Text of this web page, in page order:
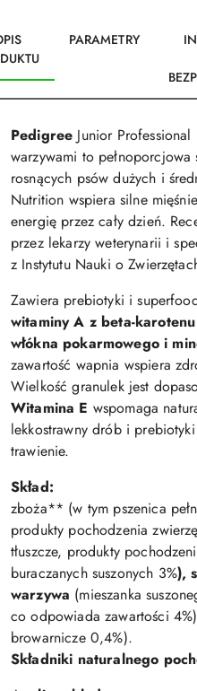
PARAMETRY
Pedigree Junior
warzywami to
rosnących psów dużych i
Nutrition wspiera silne
energię przez cały dzień.
przez lekarzy weterynarii i
z Instytutu Nauki o
Zawiera prebiotyki i
witaminy A z beta-karotenu
włókna pokarmowego i
zawartość wapnia wspiera
Wielkość granulek jest
Witamina E wspomaga
lekkostrawny drób i
trawienie.
Skład:
zboża** (w tym pszenica
produkty pochodzenia
tłuszcze, produkty
buraczanych suszonych 3%),
warzywa (mieszanka
co odpowiada zawartości
browarnicze 0,4%).
Składniki naturalnego